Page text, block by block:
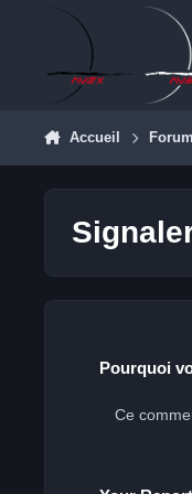
Aller au contenu
Accueil
Pourquoi